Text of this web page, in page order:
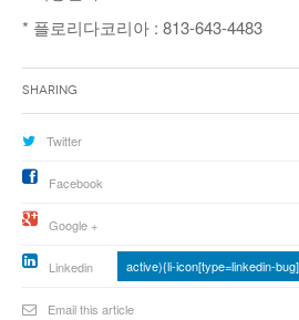
* 플로리다코리아 : 813-643-4483
Sharing
Twitter
Facebook
Google +
Linkedin active){li-icon[type=linkedin-
Email this article